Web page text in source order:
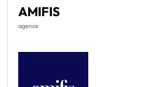
AMIFIS
agence